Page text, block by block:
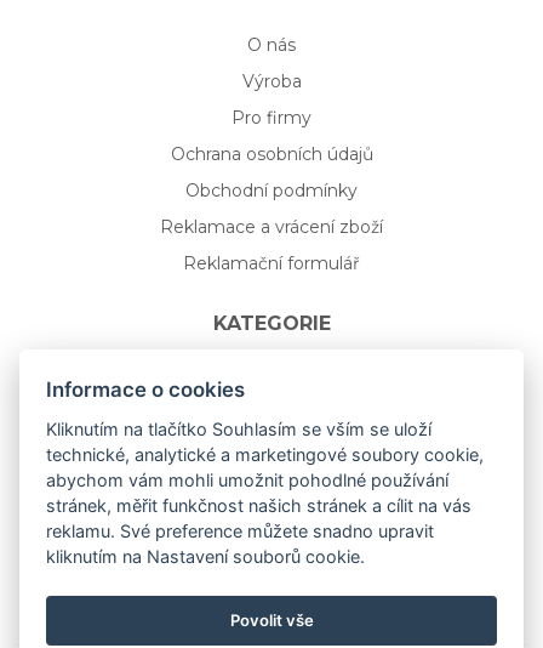
O nás
Výroba
Pro firmy
Ochrana osobních údajů
Obchodní podmínky
Reklamace a vrácení zboží
Reklamační formulář
KATEGORIE
Nápojové sklo
Bydlení
Dárkový poukaz na míru
Mystery box
Kolekce
NOVÁ rozkvetlá KOLEKCE 🌸🌼
Informace o cookies
Kliknutím na tlačítko Souhlasím se vším se uloží
technické, analytické a marketingové soubory cookie,
abychom vám mohli umožnit pohodlné používání
stránek, měřit funkčnost našich stránek a cílit na vás
reklamu. Své preference můžete snadno upravit
kliknutím na Nastavení souborů cookie.
Povolit vše